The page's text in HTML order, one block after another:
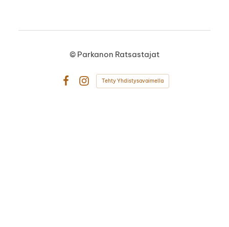
© Parkanon Ratsastajat
Tehty Yhdistysavaimella